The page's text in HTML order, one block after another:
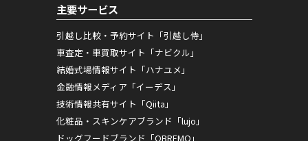
主要サービス
引越し比較・予約サイト「引越し侍」
車査定・車買取サイト「ナビクル」
結婚式場情報サイト「ハナユメ」
金融情報メディア「イーデス」
技術情報共有サイト「Qiita」
化粧品・スキンケアブランド「lujo」
ドッグフードブランド「OBREMO」